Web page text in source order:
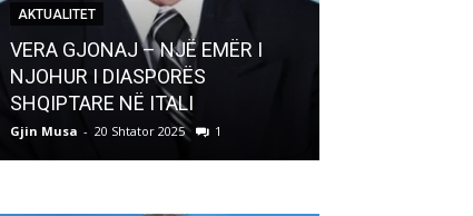
AKTUALITET
VERA GJONAJ – NJË EMËR I
NJOHUR I DIASPORËS
SHQIPTARE NË ITALI
Gjin Musa - 20 Shtator 2025 1